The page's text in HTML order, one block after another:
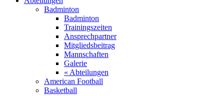
Badminton
Badminton
Trainingszeiten
Ansprechpartner
Mitgliedsbeitrag
Mannschaften
Galerie
« Abteilungen
American Football
Basketball